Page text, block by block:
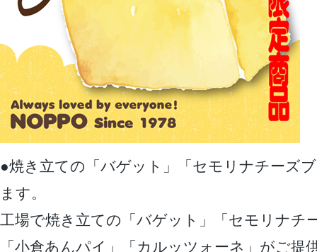
●焼き立ての「バゲット」「セモリナチーズ
ます。
工場で焼き立ての「バゲット」「セモリナチ
「小倉あんパイ」「カルッツォーネ」がご提